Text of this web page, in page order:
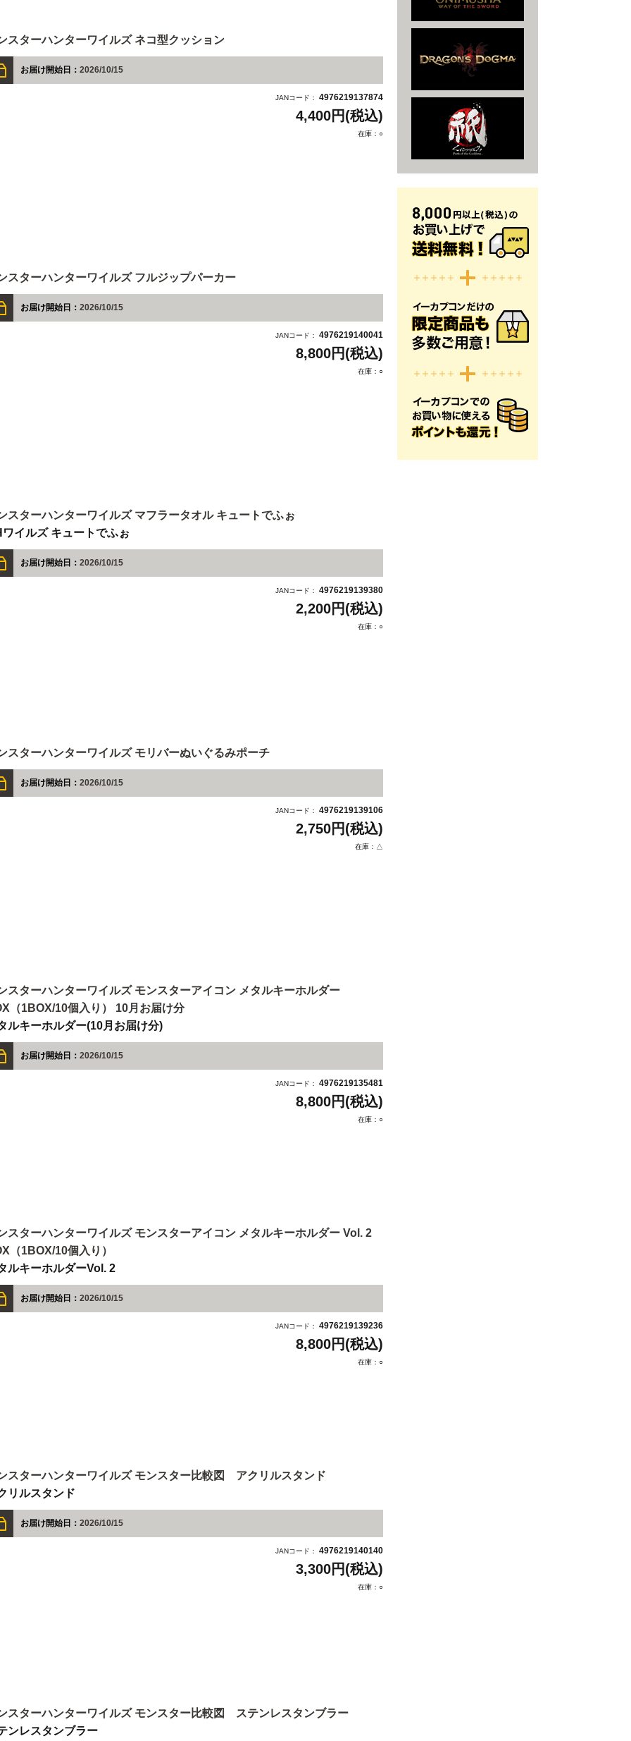
スターハンターワイルズ ネコ型クッション
お届け開始日： 2026/10/15
JANコード： 4976219137874
4,400円(税込)
在庫：○
スターハンターワイルズ フルジップパーカー
お届け開始日： 2026/10/15
JANコード： 4976219140041
8,800円(税込)
在庫：○
スターハンターワイルズ マフラータオル キュートでふぉ
ワイルズ キュートでふぉ
お届け開始日： 2026/10/15
JANコード： 4976219139380
2,200円(税込)
在庫：○
スターハンターワイルズ モリバーぬいぐるみポーチ
お届け開始日： 2026/10/15
JANコード： 4976219139106
2,750円(税込)
在庫：△
スターハンターワイルズ モンスターアイコン メタルキーホルダー
（1BOX/10個入り） 10月お届け分
ルキーホルダー(10月お届け分)
お届け開始日： 2026/10/15
JANコード： 4976219135481
8,800円(税込)
在庫：○
スターハンターワイルズ モンスターアイコン メタルキーホルダー Vol. 2
（1BOX/10個入り）
ルキーホルダーVol. 2
お届け開始日： 2026/10/15
JANコード： 4976219139236
8,800円(税込)
在庫：○
スターハンターワイルズ モンスター比較図 アクリルスタンド
リルスタンド
お届け開始日： 2026/10/15
JANコード： 4976219140140
3,300円(税込)
在庫：○
スターハンターワイルズ モンスター比較図 ステンレスタンブラー
ンレスタンブラー